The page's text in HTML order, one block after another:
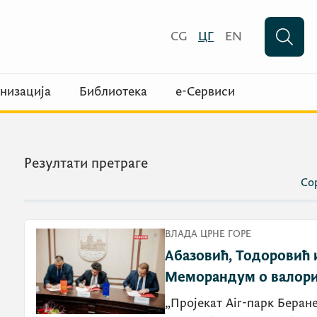
CG ЦГ EN
Библиотека е-Сервиси
Резултати претраге
ВЛАДА ЦРНЕ ГОРЕ
Абазовић, Тодоровић
Меморандум о
„Пројекат Air-парк